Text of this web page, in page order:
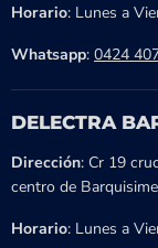
Horario: Lunes a
Whatsapp: 0424
DELECTRA
Dirección: Cr 19
centro de
Horario: Lunes a